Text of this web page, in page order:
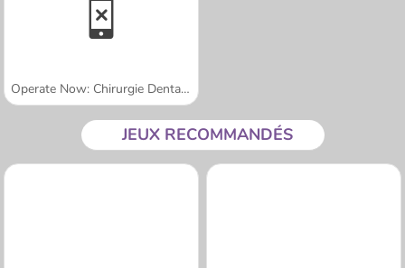
Operate Now: Chirurgie Dentaire
JEUX RECOMMANDÉS